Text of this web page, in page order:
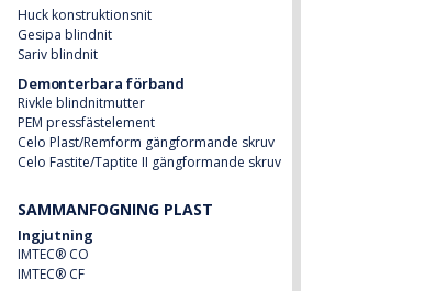
Huck konstruktionsnit
Gesipa blindnit
Sariv blindnit
Demonterbara förband
Rivkle blindnitmutter
PEM pressfästelement
Celo Plast/Remform gängformande skruv
Celo Fastite/Taptite II gängformande skruv
SAMMANFOGNING PLAST
Ingjutning
IMTEC® CO
IMTEC® CF